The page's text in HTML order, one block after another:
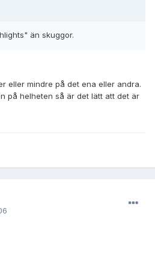
än skuggor.
eller mindre på det ena eller andra.
på helheten så är det lätt att det är